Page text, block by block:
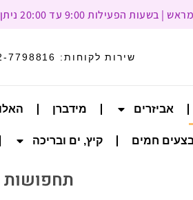
20:00 ניתן לרכוש במקום , מרחוב ז’בוטינסקי 93, רמת גן
שירות לקוחות: 7798816
אביזרים מידברן
חמים קיץ, ים ובריכה
תחפושות